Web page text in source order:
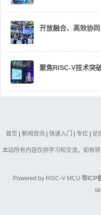
开放融合、高效协
聚焦RISC-V技术突
首页 新闻资讯 快速入门 专栏 论
本站所有内容仅供学习和交流，如有
Powered by RISC-V MCU 鄂ICP